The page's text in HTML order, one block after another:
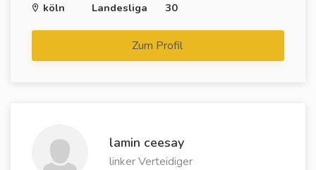
köln
Landesliga
30
Zum Profil
lamin ceesay
linker Verteidiger